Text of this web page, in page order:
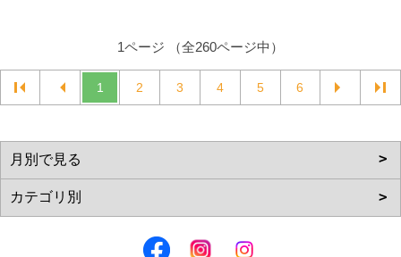
1ページ （全260ページ中）
1 2 3 4 5 6